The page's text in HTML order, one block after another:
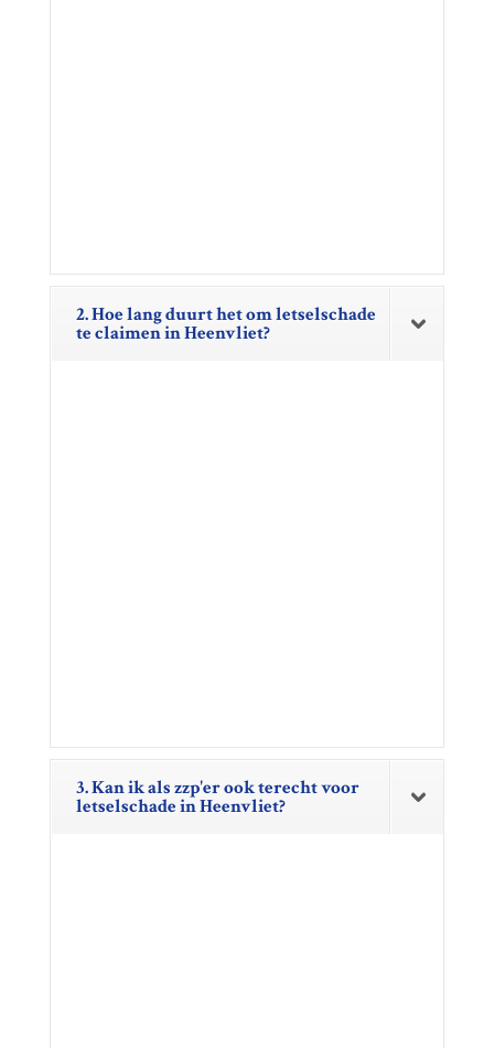
2. Hoe lang duurt het om letselschade
te claimen in Heenvliet?
3. Kan ik als zzp'er ook terecht voor
letselschade in Heenvliet?